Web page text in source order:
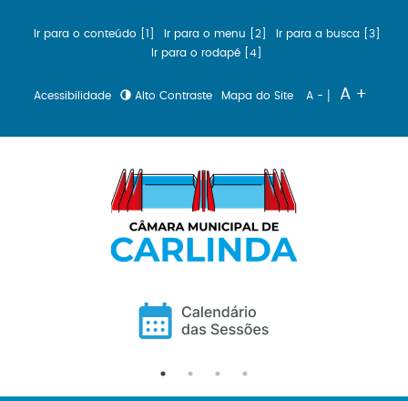
Ir para o conteúdo [1] Ir para o menu [2]
Ir para a busca [3]
Ir para o rodapé [4]
Acessibilidade Alto Contraste Mapa do Site A - | A +